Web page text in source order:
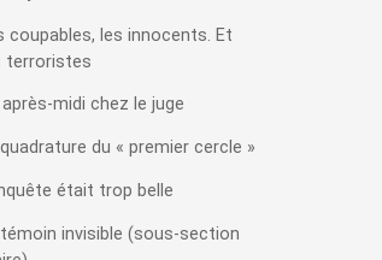
coupables, les innocents. Et
terroristes
midi chez le juge
du « premier cercle »
était trop belle
invisible (sous-section